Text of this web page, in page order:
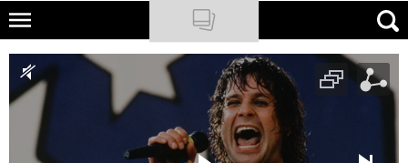
Skip
main
content
NATIONAL GEOGRAPHIC
TRAVELER
PODCASTY